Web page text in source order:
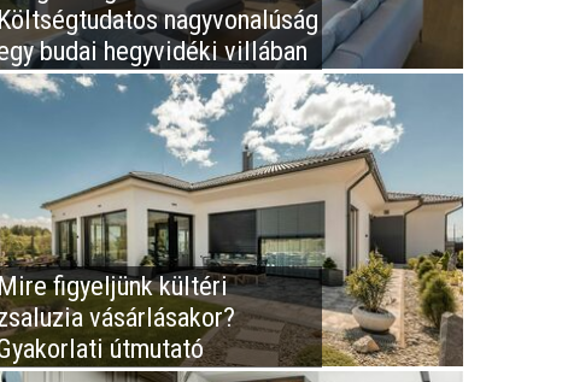
nagyvonalúság
budai hegyvidéki villában
figyeljünk kültéri
vásárlásakor?
útmutató